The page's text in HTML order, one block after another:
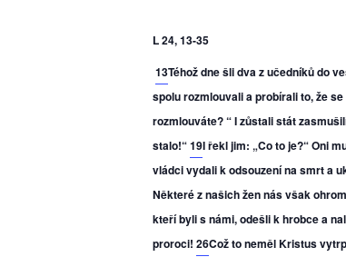
L 24, 13-35
13Téhož dne šli dva z učedníků do
spolu rozmlouvali a probírali to, že
rozmlouváte? “ I zůstali stát
stalo!“19I řekl jim: „Co to je?“ Oni
vládci vydali k odsouzení na smrt a
Některé z našich žen nás však
kteří byli s námi, odešli k hrobce a
proroci! 26Což to neměl Kristus